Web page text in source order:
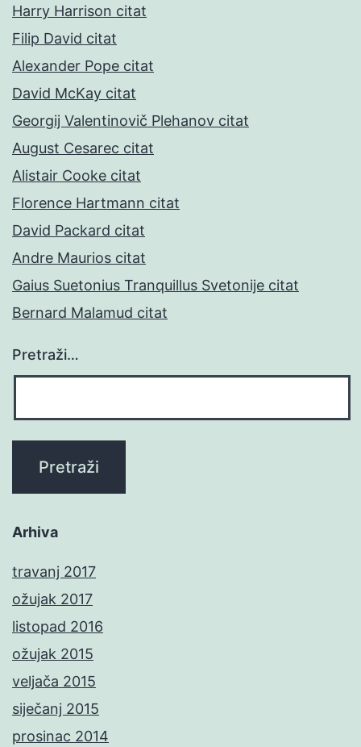
Harry Harrison citat
Filip David citat
Alexander Pope citat
David McKay citat
Georgij Valentinovič Plehanov citat
August Cesarec citat
Alistair Cooke citat
Florence Hartmann citat
David Packard citat
Andre Maurios citat
Gaius Suetonius Tranquillus Svetonije citat
Bernard Malamud citat
Pretraži…
Arhiva
travanj 2017
ožujak 2017
listopad 2016
ožujak 2015
veljača 2015
siječanj 2015
prosinac 2014